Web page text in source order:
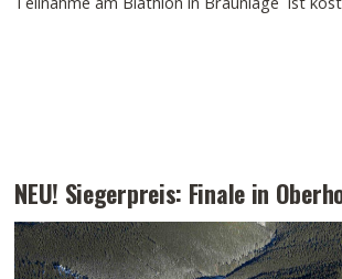
NEU! Siegerpreis: Finale in